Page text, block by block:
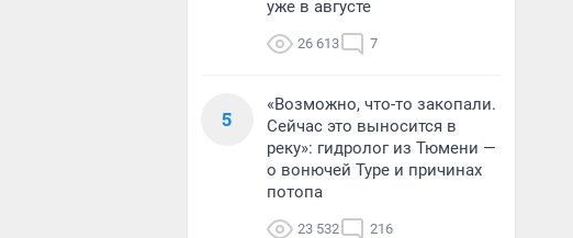
уже в августе
26 613 7
5
«Возможно, что-то закопали.
Сейчас это выносится в
реку»: гидролог из Тюмени —
о вонючей Туре и причинах
потопа
23 532 216